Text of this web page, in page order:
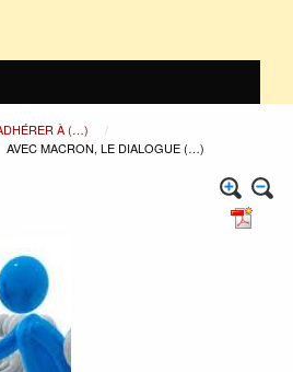
À (…)
AVEC MACRON, LE DIALOGUE (…)